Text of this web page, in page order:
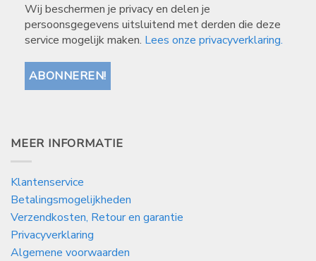
Wij beschermen je privacy en delen je
persoonsgegevens uitsluitend met derden die deze
service mogelijk maken. Lees onze privacyverklaring.
MEER INFORMATIE
Klantenservice
Betalingsmogelijkheden
Verzendkosten, Retour en garantie
Privacyverklaring
Algemene voorwaarden